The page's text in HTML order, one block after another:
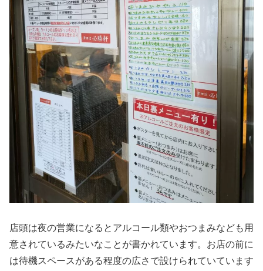
店頭は夜の営業になるとアルコール類やおつまみなども用
意されているみたいなことが書かれています。お店の前に
は待機スペースがある程度の広さで設けられていています